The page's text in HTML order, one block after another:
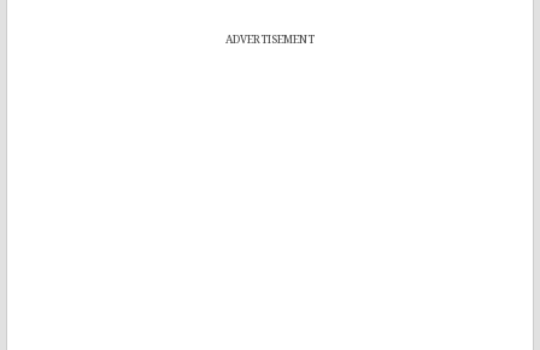
ADVERTISEMENT